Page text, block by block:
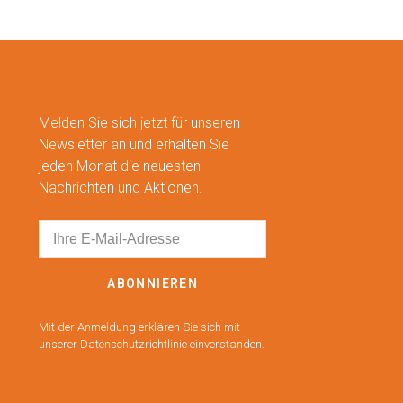
Melden Sie sich jetzt für unseren
Newsletter an und erhalten Sie
jeden Monat die neuesten
Nachrichten und Aktionen.
ABONNIEREN
Mit der Anmeldung erklären Sie sich mit
unserer Datenschutzrichtlinie einverstanden.